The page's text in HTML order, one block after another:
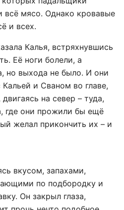
всё мясо. Однако кровавые
и всех.
Калья, встряхнувшись
Её ноги болели, а
но выхода не было. И они
и Сваном во главе,
на север – туда,
где они прожили бы ещё
желал прикончить их – и
вкусом, запахами,
по подбородку и
Он закрыл глаза,